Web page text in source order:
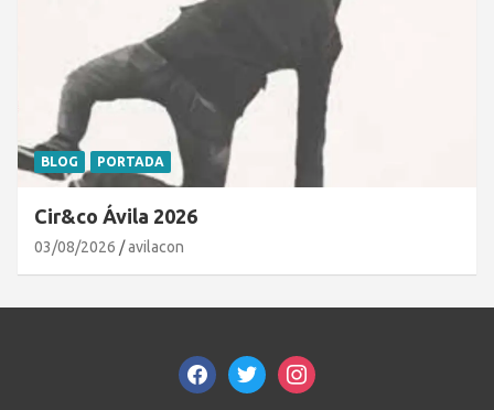
BLOG PORTADA
Cir&co Ávila 2026
03/08/2026 avilacon
facebooktwitterinstagram